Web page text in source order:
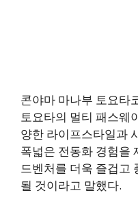
콘야마 마나부 토요타
토요타의 멀티 패스웨
양한 라이프스타일과
폭넓은 전동화 경험을
드벤처를 더욱 즐겁고
될 것이라고 말했다.